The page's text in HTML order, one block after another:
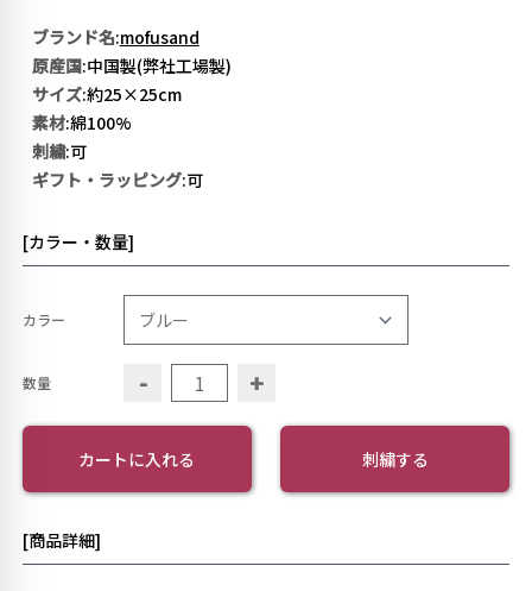
ブランド名:mofusand
原産国:中国製(弊社工場製)
サイズ:約25×25cm
素材:綿100%
刺繍:可
ギフト・ラッピング:可
[カラー・数量]
カラー
数量 - +
カートに入れる 刺繍する
[商品詳細]